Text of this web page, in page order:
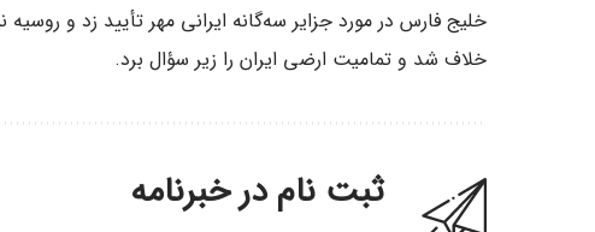
خلیج فارس در مورد جزایر سه‌گانه ایرانی مهر تأیید زد و
خلاف شد و تمامیت ارضی ایران را زیر سؤال برد.
ثبت نام در خبرنامه